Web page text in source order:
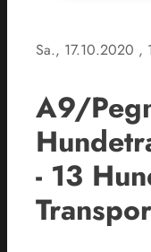
Sa., 17.10.2020 ,
A9/
- 13